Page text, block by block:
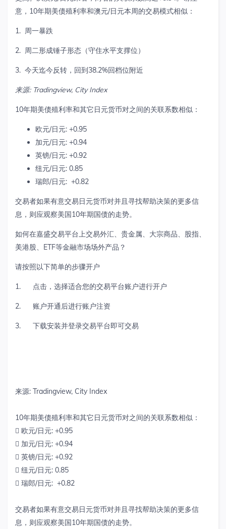
意，10年期美债殖利率和澳元/日元本周的交易模式相似：
1. 周一暴跌
2. 周二形成锤子形态（守住水平支撑位）
3. 今天迄今反转，回到38.2%回档位附近
来源: Tradingview, City Index
10年期美债殖利率和其它日元货币对之间的关联系数相似：
欧元/日元: +0.95
加元/日元: +0.94
英镑/日元: +0.92
纽元/日元: 0.85
瑞郎/日元: +0.82
交易者如果有意交易日元货币对并且寻找帮助决策的更多信
息，则应观察美国10年期国债的走势。
如何在嘉盛交易平台上交易外汇、贵金属、大宗商品、股指、
美港股、ETF等金融市场场外产品？
请按照以下简单的步骤开户
1. 点击，选择适合您的交易平台账户进行开户
2. 账户开通后进行账户注资
3. 下载安装并登录交易平台即可交易
来源: Tradingview, City Index
10年期美债殖利率和其它日元货币对之间的关联系数相似：
 欧元/日元: +0.95
 加元/日元: +0.94
 英镑/日元: +0.92
 纽元/日元: 0.85
 瑞郎/日元: +0.82
交易者如果有意交易日元货币对并且寻找帮助决策的更多信
息，则应观察美国10年期国债的走势。